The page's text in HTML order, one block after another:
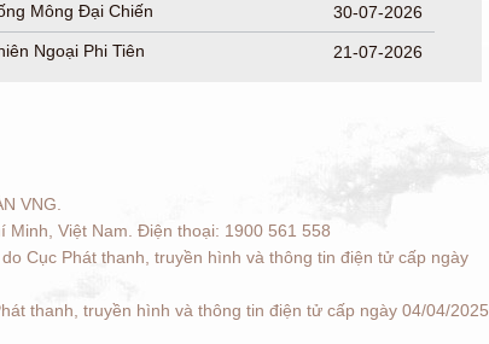
30-07-2026
Mông Đại Chiến
21-07-2026
Ngoại Phi Tiên
VNG.
Việt Nam. Điện thoại: 1900 561 558
Cục Phát thanh, truyền hình và thông tin điện tử cấp ngày
thanh, truyền hình và thông tin điện tử cấp ngày 04/04/2025.